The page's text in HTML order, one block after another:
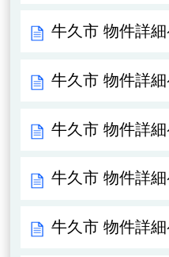
牛久市 物件詳
牛久市 物件詳
牛久市 物件詳
牛久市 物件詳
牛久市 物件詳